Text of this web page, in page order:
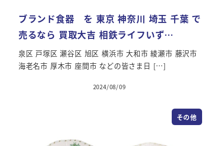
ブランド食器 を 東京 神奈川 埼玉 千葉 で
売るなら 買取大吉 相鉄ライフいず…
泉区 戸塚区 瀬谷区 旭区 横浜市 大和市 綾瀬市 藤沢市
海老名市 厚木市 座間市 などの皆さま日 […]
2024/08/09
その他